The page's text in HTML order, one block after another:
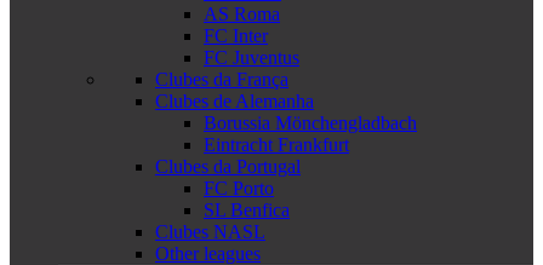
AS Roma
FC Inter
FC Juventus
Clubes da França
Clubes de Alemanha
Borussia Mönchengladbach
Eintracht Frankfurt
Clubes da Portugal
FC Porto
SL Benfica
Clubes NASL
Other leagues